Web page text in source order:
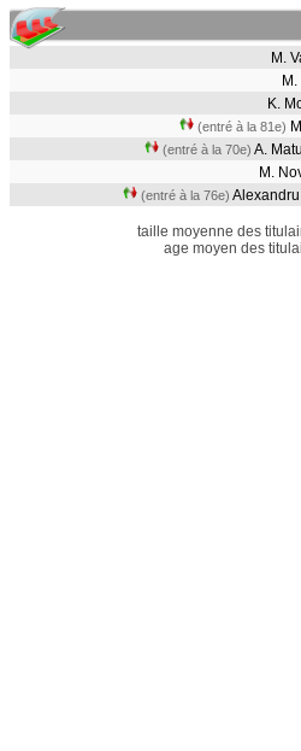
M.
K.
(entré à la 81e)
(entré à la 70e) A.
M.
(entré à la 76e)
taille moyenne des
age moyen des